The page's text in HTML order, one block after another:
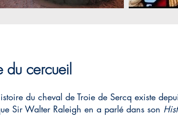
du cercueil
du cheval de Troie de Sercq existe
Sir Walter Raleigh en a parlé dans son